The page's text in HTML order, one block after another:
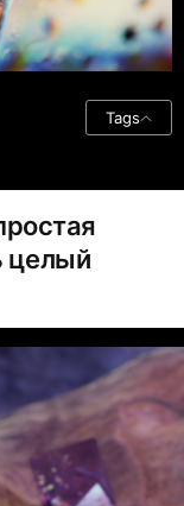
Tags
целый